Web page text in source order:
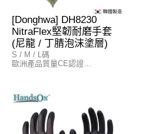
[Donghwa] DH8230
NitraFlex堅韌耐磨手套
(尼龍 / 丁腈泡沫塗層)
S / M / L碼
歐洲產品質量CE認證
布料: 15針無縫尼龍 (15G
Seamless Nylon)
塗層: 丁腈泡沫 (Foam Nitrile)